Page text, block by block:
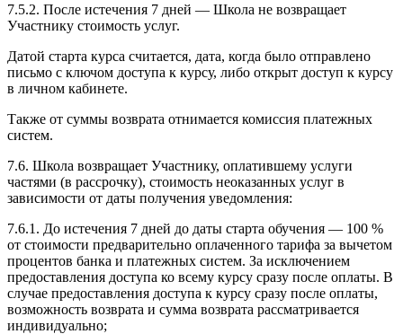
7.5.2. После истечения 7 дней — Школа не возвращает
Участнику стоимость услуг.
Датой старта курса считается, дата, когда было отправлено
письмо с ключом доступа к курсу, либо открыт доступ к курсу
в личном кабинете.
Также от суммы возврата отнимается комиссия платежных
систем.
7.6. Школа возвращает Участнику, оплатившему услуги
частями (в рассрочку), стоимость неоказанных услуг в
зависимости от даты получения уведомления:
7.6.1. До истечения 7 дней до даты старта обучения — 100 %
от стоимости предварительно оплаченного тарифа за вычетом
процентов банка и платежных систем. За исключением
предоставления доступа ко всему курсу сразу после оплаты. В
случае предоставления доступа к курсу сразу после оплаты,
возможность возврата и сумма возврата рассматривается
индивидуально;